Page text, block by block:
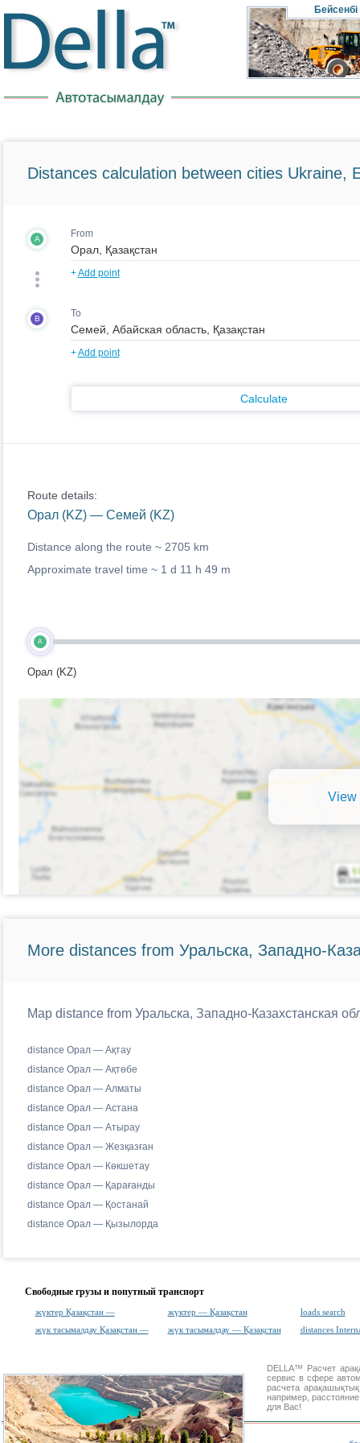
Бейсенбі
Distances calculation between cities Ukraine,
A From
+Add point
B To
+Add point
Calculate
Route details:
Орал (KZ) — Семей (KZ)
Distance along the route ~ 2705 km
Approximate travel time ~ 1 d 11 h 49 m
A
Орал (KZ)
View
More distances from Уральска, Западно-
Map distance from Уральска, Западно-Казахстанская
distance Орал — Ақтау
distance Орал — Ақтөбе
distance Орал — Алматы
distance Орал — Астана
distance Орал — Атырау
distance Орал — Жезқазған
distance Орал — Көкшетау
distance Орал — Қарағанды
distance Орал — Қостанай
distance Орал — Қызылорда
Свободные грузы и попутный транспорт
жүктер Қазақстан — жүктер — Қазақстан
loads search
жүк тасымалдау Қазақстан —
жүк тасымалдау — Қазақстан distances
DELLA™ Расчет
сервис в сфере
расчета
например,
для Вас!